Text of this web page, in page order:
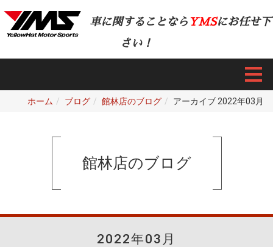
車に関することなら YMSにお任せ下
さい！
ホーム ブログ 館林店のブログ アーカイブ 2022年03月
館林店のブログ
2022年03月